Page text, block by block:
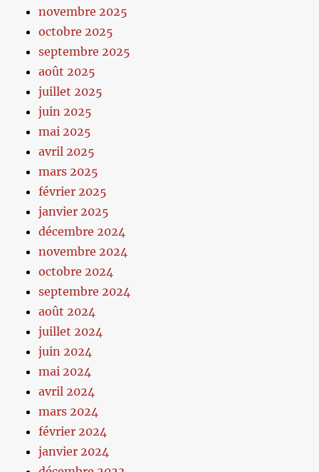
novembre 2025
octobre 2025
septembre 2025
août 2025
juillet 2025
juin 2025
mai 2025
avril 2025
mars 2025
février 2025
janvier 2025
décembre 2024
novembre 2024
octobre 2024
septembre 2024
août 2024
juillet 2024
juin 2024
mai 2024
avril 2024
mars 2024
février 2024
janvier 2024